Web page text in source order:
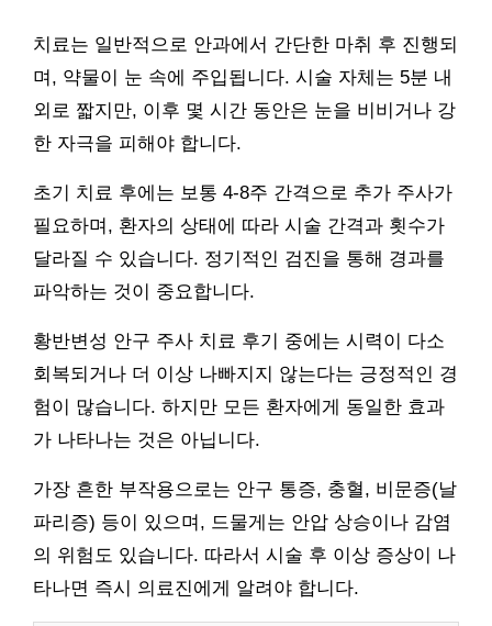
치료는 일반적으로 안과에서 간단한 마취 후 진행되
며, 약물이 눈 속에 주입됩니다. 시술 자체는 5분 내
외로 짧지만, 이후 몇 시간 동안은 눈을 비비거나 강
한 자극을 피해야 합니다.
초기 치료 후에는 보통 4-8주 간격으로 추가 주사가
필요하며, 환자의 상태에 따라 시술 간격과 횟수가
달라질 수 있습니다. 정기적인 검진을 통해 경과를
파악하는 것이 중요합니다.
황반변성 안구 주사 치료 후기 중에는 시력이 다소
회복되거나 더 이상 나빠지지 않는다는 긍정적인 경
험이 많습니다. 하지만 모든 환자에게 동일한 효과
가 나타나는 것은 아닙니다.
가장 흔한 부작용으로는 안구 통증, 충혈, 비문증(날
파리증) 등이 있으며, 드물게는 안압 상승이나 감염
의 위험도 있습니다. 따라서 시술 후 이상 증상이 나
타나면 즉시 의료진에게 알려야 합니다.